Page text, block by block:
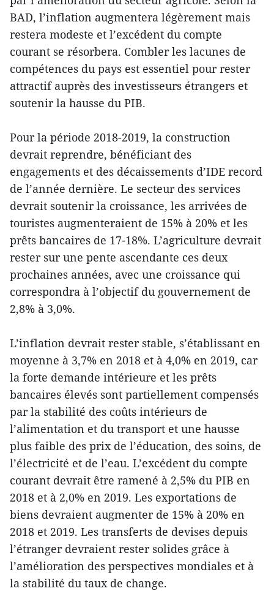
BAD, l’inflation augmentera légèrement mais
restera modeste et l’excédent du compte
courant se résorbera. Combler les lacunes de
compétences du pays est essentiel pour rester
attractif auprès des investisseurs étrangers et
soutenir la hausse du PIB.
Pour la période 2018-2019, la construction
devrait reprendre, bénéficiant des
engagements et des décaissements d’IDE record
de l’année dernière. Le secteur des services
devrait soutenir la croissance, les arrivées de
touristes augmenteraient de 15% à 20% et les
prêts bancaires de 17-18%. L’agriculture devrait
rester sur une pente ascendante ces deux
prochaines années, avec une croissance qui
correspondra à l’objectif du gouvernement de
2,8% à 3,0%.
L’inflation devrait rester stable, s’établissant en
moyenne à 3,7% en 2018 et à 4,0% en 2019, car
la forte demande intérieure et les prêts
bancaires élevés sont partiellement compensés
par la stabilité des coûts intérieurs de
l’alimentation et du transport et une hausse
plus faible des prix de l’éducation, des soins, de
l’électricité et de l’eau. L’excédent du compte
courant devrait être ramené à 2,5% du PIB en
2018 et à 2,0% en 2019. Les exportations de
biens devraient augmenter de 15% à 20% en
2018 et 2019. Les transferts de devises depuis
l’étranger devraient rester solides grâce à
l’amélioration des perspectives mondiales et à
la stabilité du taux de change.